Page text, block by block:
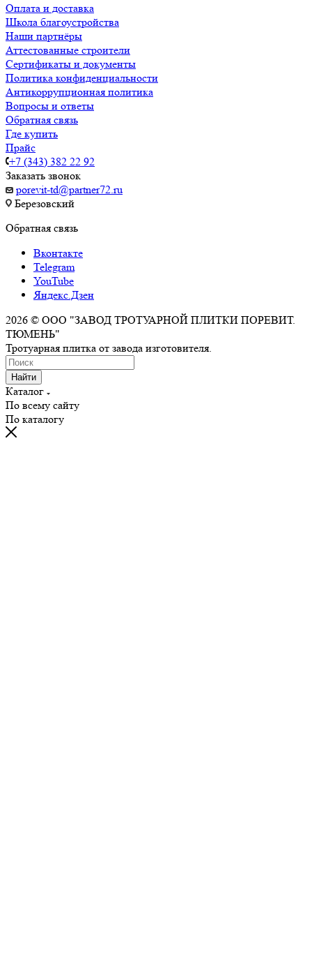
Оплата и доставка
Школа благоустройства
Наши партнёры
Аттестованные строители
Сертификаты и документы
Политика конфиденциальности
Антикоррупционная политика
Вопросы и ответы
Обратная связь
Где купить
Прайс
+7 (343) 382 22 92
Заказать звонок
porevit-td@partner72.ru
Березовский
Обратная связь
Вконтакте
Telegram
YouTube
Яндекс.Дзен
2026 © ООО "ЗАВОД ТРОТУАРНОЙ ПЛИТКИ ПОРЕВИТ.
ТЮМЕНЬ"
Тротуарная плитка от завода изготовителя.
Найти
Каталог
По всему сайту
По каталогу